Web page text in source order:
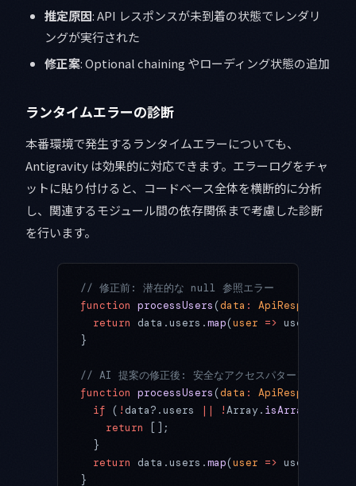
推定原因: API レスポンスが未到着の状態でレンダリ
ングが実行された
修正案: Optional chaining やローディング状態の追加
ランタイムエラーの診断
本番環境で発生するランタイムエラーについても、
Antigravity は効果的に対応できます。エラーログをチャ
ットに貼り付けると、コードベース全体を横断的に分析
し、関連するモジュール間の依存関係まで考慮した診断
を行います。
// 修正前: 潜在的な null 参照エラー
function processUsers(data : ApiResponse
  return
data.users.map(user => user.name);
}
// AI 提案の修正後: 安全なアクセスパターン
function processUsers(data : ApiResponse
  if
( !data?.users !Array. isArray
    return
[];
  }
  return
data.users.map(user => user?.name
}